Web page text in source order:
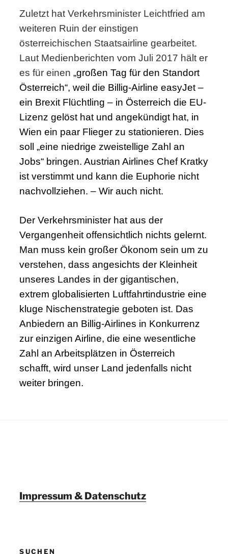
Zuletzt hat Verkehrsminister Leichtfried am
weiteren Ruin der einstigen
österreichischen Staatsairline gearbeitet.
Laut Medienberichten vom Juli 2017 hält er
es für einen„großen Tag für den Standort
Österreich“, weil die Billig-Airline easyJet –
ein Brexit Flüchtling – in Österreich die EU-
Lizenz gelöst hat und angekündigt hat, in
Wien ein paar Flieger zu stationieren. Dies
soll „eine niedrige zweistellige Zahl an
Jobs“ bringen. Austrian Airlines Chef Kratky
ist verstimmt und kann die Euphorie nicht
nachvollziehen. – Wir auch nicht.
Der Verkehrsminister hat aus der
Vergangenheit offensichtlich nichts gelernt.
Man muss kein großer Ökonom sein um zu
verstehen, dass angesichts der Kleinheit
unseres Landes in der gigantischen,
extrem globalisierten Luftfahrtindustrie eine
kluge Nischenstrategie geboten ist. Das
Anbiedern an Billig-Airlines in Konkurrenz
zur einzigen Airline, die eine wesentliche
Zahl an Arbeitsplätzen in Österreich
schafft, wird unser Land jedenfalls nicht
weiter bringen.
Impressum & Datenschutz
SUCHEN